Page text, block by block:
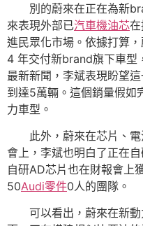
別的蔚來在正在為新
來表現外部已汽車機油芯
進民眾化市場。依據打算
4 年交付新brand旗下車
最新新聞，李斌表現盼望
到達5萬輛。這個銷量假如
力車型。
此外，蔚來在芯片、
會上，李斌也明白了正在
自研AD芯片也在財報會上
50Audi零件0人的團隊。
可以看出，蔚來在新